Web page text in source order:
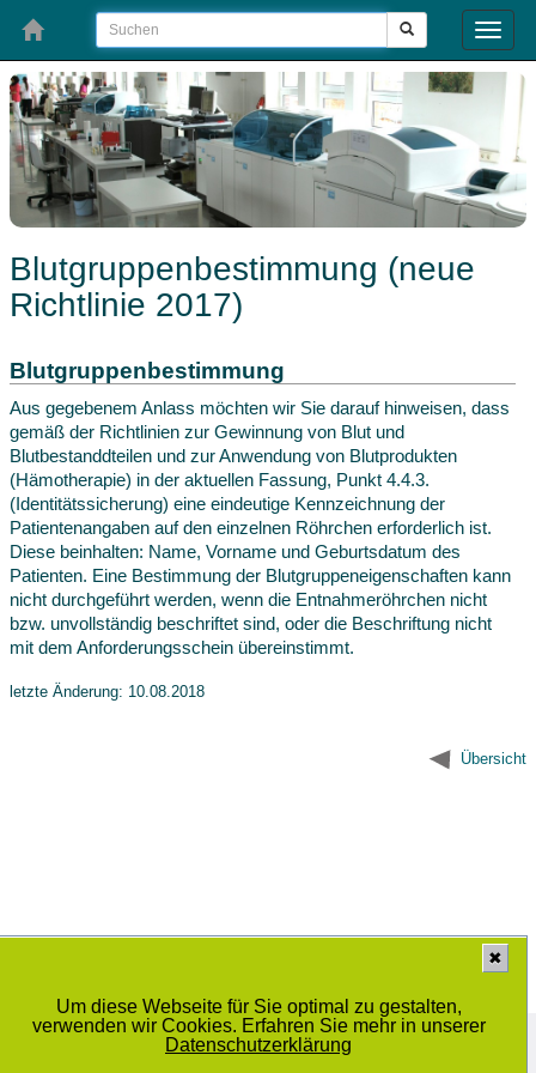
Um diese Webseite für Sie optimal zu gestalten,
verwenden wir Cookies. Erfahren Sie mehr in unserer
Datenschutzerklärung
✖
Toggle
Blutgruppenbestimmung (neue
Richtlinie 2017)
Blutgruppenbestimmung
Aus gegebenem Anlass möchten wir Sie darauf hinweisen, dass
gemäß der Richtlinien zur Gewinnung von Blut und
Blutbestanddteilen und zur Anwendung von Blutprodukten
(Hämotherapie) in der aktuellen Fassung, Punkt 4.4.3.
(Identitätssicherung) eine eindeutige Kennzeichnung der
Patientenangaben auf den einzelnen Röhrchen erforderlich ist.
Diese beinhalten: Name, Vorname und Geburtsdatum des
Patienten. Eine Bestimmung der Blutgruppeneigenschaften kann
nicht durchgeführt werden, wenn die Entnahmeröhrchen nicht
bzw. unvollständig beschriftet sind, oder die Beschriftung nicht
mit dem Anforderungsschein übereinstimmt.
letzte Änderung: 10.08.2018
Übersicht
Medizinisches Labor Prof. Dr. Schenk / Dr. Ansorge und Kollegen GbR
Schwiesaustrasse 11, 39124 Magdeburg
© 2014 - 2025 |Datenschutzbestimmung|